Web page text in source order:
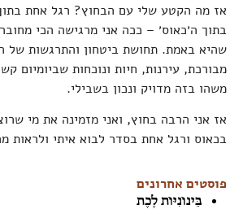
פוסטים אחרונים
בֵּינוֹנִיּוֹת לֶכֶת
אז מה הקטע שלי עם הבחוץ? רגל אחת
בתוך ה׳כאוס׳ – ככה אני מרגישה הכי
שהיא באמת. תחושת ביטחון והתרגשות של
מבורכת, עירנות, חיות ונוכחות שביומיום
משהו בזה מדויק ונכון בשבילי.
אז אני הרבה בחוץ, ואני מזמינה את מי
בכאוס ורגל אחת בסדר לבוא איתי ולראות